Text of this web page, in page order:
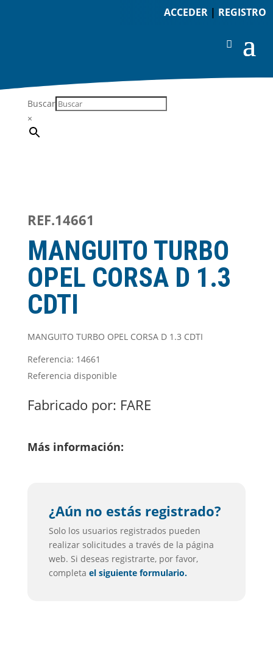
ACCEDER| REGISTRO
Buscar
×
REF.14661
MANGUITO TURBO
OPEL CORSA D 1.3
CDTI
MANGUITO TURBO OPEL CORSA D 1.3 CDTI
Referencia: 14661
Referencia disponible
Fabricado por: FARE
Más información:
¿Aún no estás registrado?
Solo los usuarios registrados pueden
realizar solicitudes a través de la página
web. Si deseas registrarte, por favor,
completa el siguiente formulario.